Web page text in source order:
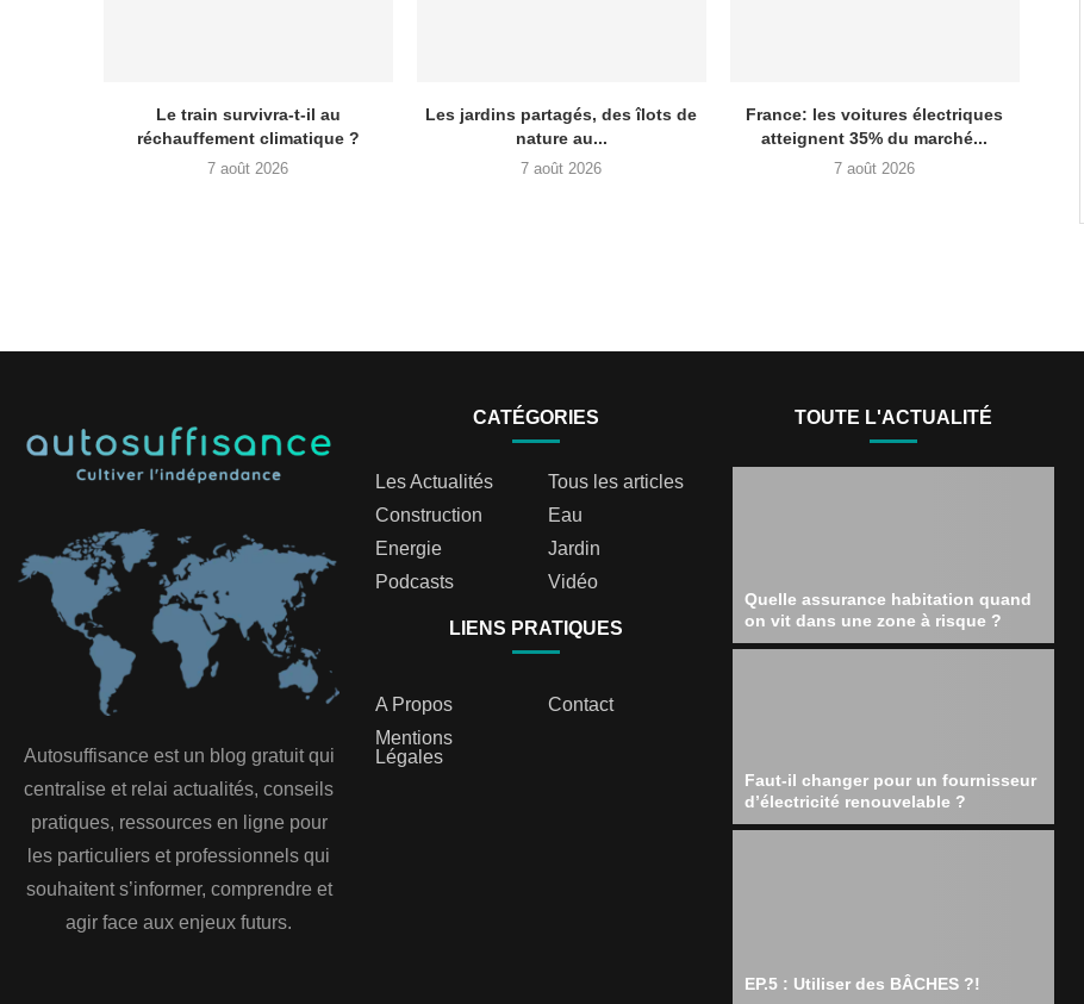
Le train survivra-t-il au
réchauffement climatique ?
7 août 2026
Les jardins partagés, des îlots de
nature au...
7 août 2026
France: les voitures électriques
atteignent 35% du marché...
7 août 2026
Autosuffisance est un blog gratuit qui
centralise et relai actualités, conseils
pratiques, ressources en ligne pour
les particuliers et professionnels qui
souhaitent s’informer, comprendre et
agir face aux enjeux futurs.
CATÉGORIES
Les Actualités
Tous les articles
Construction
Eau
Energie
Jardin
Podcasts
Vidéo
LIENS PRATIQUES
A Propos
Contact
Mentions
Légales
TOUTE L'ACTUALITÉ
Quelle assurance habitation quand
on vit dans une zone à risque ?
Faut-il changer pour un fournisseur
d’électricité renouvelable ?
EP.5 : Utiliser des BÂCHES ?!